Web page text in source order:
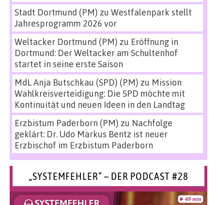
Stadt Dortmund (PM) zu Westfalenpark stellt
Jahresprogramm 2026 vor
Weltacker Dortmund (PM) zu Eröffnung in
Dortmund: Der Weltacker am Schultenhof
startet in seine erste Saison
MdL Anja Butschkau (SPD) (PM) zu Mission
Wahlkreisverteidigung: Die SPD möchte mit
Kontinuität und neuen Ideen in den Landtag
Erzbistum Paderborn (PM) zu Nachfolge
geklärt: Dr. Udo Markus Bentz ist neuer
Erzbischof im Erzbistum Paderborn
„SYSTEMFEHLER“ – DER PODCAST #28